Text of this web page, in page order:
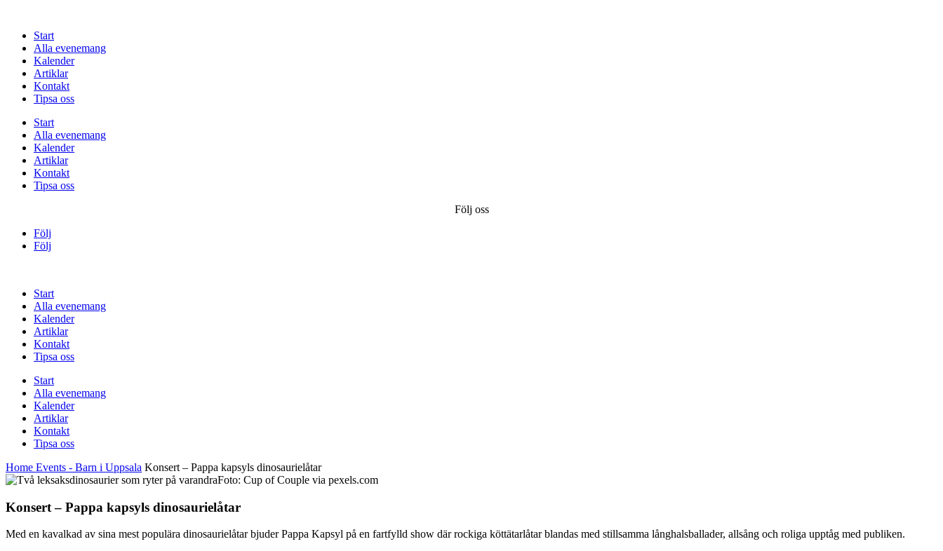
Start
Alla evenemang
Kalender
Artiklar
Kontakt
Tipsa oss
Start
Alla evenemang
Kalender
Artiklar
Kontakt
Tipsa oss
Följ oss
Följ
Följ
Start
Alla evenemang
Kalender
Artiklar
Kontakt
Tipsa oss
Start
Alla evenemang
Kalender
Artiklar
Kontakt
Tipsa oss
Home Events - Barn i Uppsala Konsert – Pappa kapsyls dinosaurielåtar
Foto: Cup of Couple via pexels.com
Konsert – Pappa kapsyls dinosaurielåtar
Med en kavalkad av sina mest populära dinosaurielåtar bjuder Pappa Kapsyl på en fartfylld show där rockiga köttätarlåtar blandas med stillsamma långhalsballader, allsång och roliga upptåg med publiken.